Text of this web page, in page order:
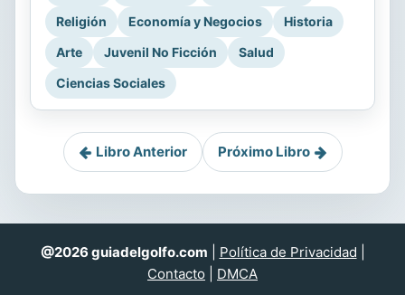
Religión
Economía y Negocios
Historia
Arte
Juvenil No Ficción
Salud
Ciencias Sociales
Libro Anterior Próximo Libro
@2026 guiadelgolfo.com Política de Privacidad
Contacto
DMCA